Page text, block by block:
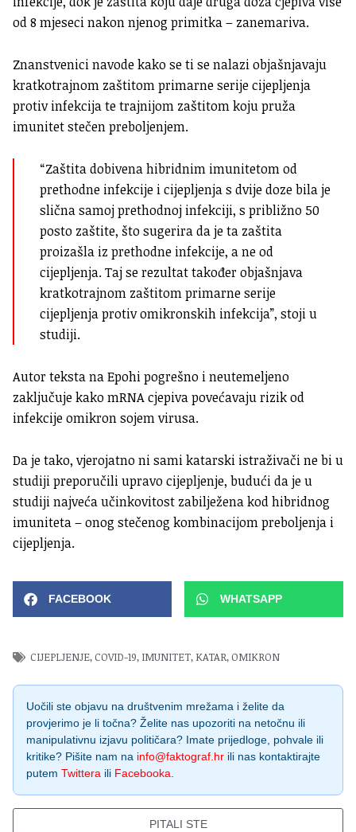
od 8 mjeseci nakon njenog primitka – zanemariva.
Znanstvenici navode kako se ti se nalazi objašnjavaju
kratkotrajnom zaštitom primarne serije cijepljenja
protiv infekcija te trajnijom zaštitom koju pruža
imunitet stečen preboljenjem.
“Zaštita dobivena hibridnim imunitetom od
prethodne infekcije i cijepljenja s dvije doze bila je
slična samoj prethodnoj infekciji, s približno 50
posto zaštite, što sugerira da je ta zaštita
proizašla iz prethodne infekcije, a ne od
cijepljenja. Taj se rezultat također objašnjava
kratkotrajnom zaštitom primarne serije
cijepljenja protiv omikronskih infekcija”, stoji u
studiji.
Autor teksta na Epohi pogrešno i neutemeljeno
zaključuje kako mRNA cjepiva povećavaju rizik od
infekcije omikron sojem virusa.
Da je tako, vjerojatno ni sami katarski istraživači ne bi u
studiji preporučili upravo cijepljenje, budući da je u
studiji najveća učinkovitost zabilježena kod hibridnog
imuniteta – onog stečenog kombinacijom preboljenja i
cijepljenja.
FACEBOOK WHATSAPP
CIJEPLJENJE,COVID-19, IMUNITET, KATAR,OMIKRON
Uočili ste objavu na društvenim mrežama i želite da
provjerimo je li točna? Želite nas upozoriti na netočnu ili
manipulativnu izjavu političara? Imate prijedloge, pohvale ili
kritike? Pišite nam na info@faktograf.hr ili nas kontaktirajte
putem Twittera ili Facebooka.
PITALI STE